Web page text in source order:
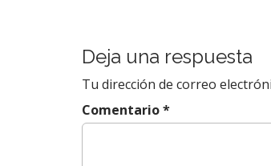
e
g
c
Deja una respuesta
Tu dirección de correo
Comentario*